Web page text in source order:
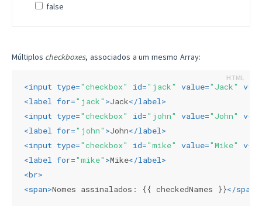
false
Múltiplos checkboxes, associados a um mesmo Array:
<input type="checkbox" id="jack" value="Jack"
v-
<label for="jack" >Jack</label>
<input type="checkbox" id="john" value="John"
v-
<label for="john" >John</label>
<input type="checkbox" id="mike" value="Mike"
v-
<label for="mike" >Mike</label>
<br>
<span>Nomes assinalados: {{ checkedNames }}</span